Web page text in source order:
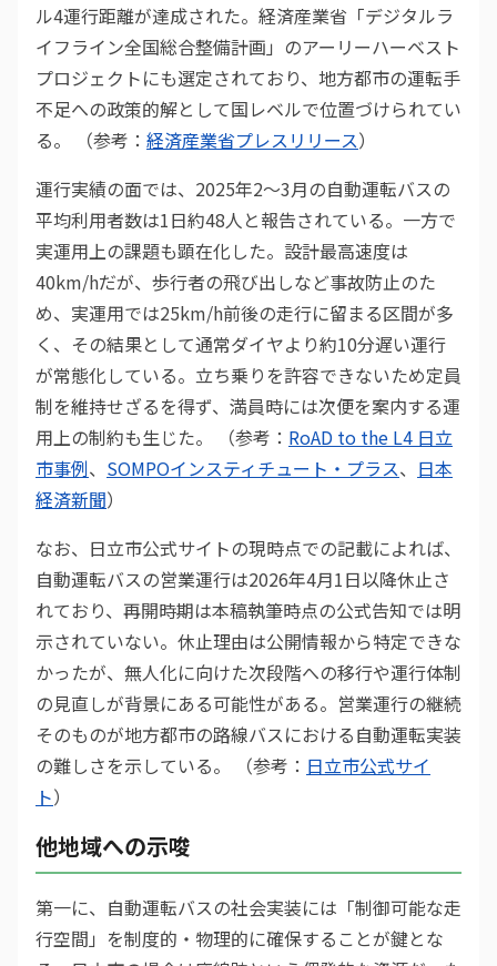
ル4運行距離が達成された。経済産業省「デジタルラ
イフライン全国総合整備計画」のアーリーハーベスト
プロジェクトにも選定されており、地方都市の運転手
不足への政策的解として国レベルで位置づけられてい
る。 （参考： 経済産業省プレスリリース）
運行実績の面では、2025年2〜3月の自動運転バスの
平均利用者数は1日約48人と報告されている。一方で
実運用上の課題も顕在化した。設計最高速度は
40km/hだが、歩行者の飛び出しなど事故防止のた
め、実運用では25km/h前後の走行に留まる区間が多
く、その結果として通常ダイヤより約10分遅い運行
が常態化している。立ち乗りを許容できないため定員
制を維持せざるを得ず、満員時には次便を案内する運
用上の制約も生じた。 （参考： RoAD to the L4 日立
市事例、 SOMPOインスティチュート・プラス、 日本
経済新聞）
なお、日立市公式サイトの現時点での記載によれば、
自動運転バスの営業運行は2026年4月1日以降休止さ
れており、再開時期は本稿執筆時点の公式告知では明
示されていない。休止理由は公開情報から特定できな
かったが、無人化に向けた次段階への移行や運行体制
の見直しが背景にある可能性がある。営業運行の継続
そのものが地方都市の路線バスにおける自動運転実装
の難しさを示している。 （参考： 日立市公式サイ
ト）
他地域への示唆
第一に、自動運転バスの社会実装には「制御可能な走
行空間」を制度的・物理的に確保することが鍵とな